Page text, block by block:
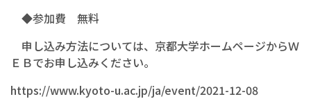
◆参加費 無料
申し込み方法については、京都大学ホームページからＷ
ＥＢでお申し込みください。
https://www.kyoto-u.ac.jp/ja/event/2021-12-08